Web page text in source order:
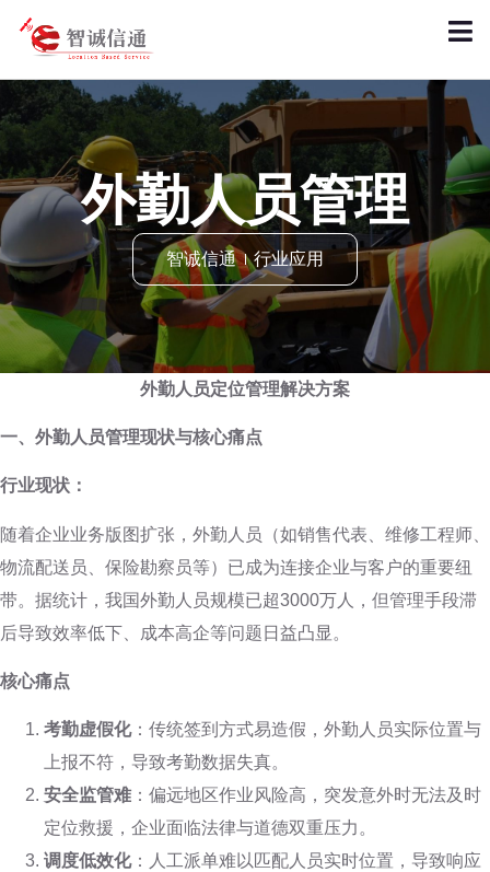
外勤人员管理
智诚信通 行业应用
外勤人员定位管理解决方案
一、外勤人员管理现状与核心痛点
行业现状：
随着企业业务版图扩张，外勤人员（如销售代表、维修工程师、
物流配送员、保险勘察员等）已成为连接企业与客户的重要纽
带。据统计，我国外勤人员规模已超3000万人，但管理手段滞
后导致效率低下、成本高企等问题日益凸显。
核心痛点
考勤虚假化：传统签到方式易造假，外勤人员实际位置与
上报不符，导致考勤数据失真。
安全监管难 ：偏远地区作业风险高，突发意外时无法及时
定位救援，企业面临法律与道德双重压力。
调度低效化：人工派单难以匹配人员实时位置，导致响应